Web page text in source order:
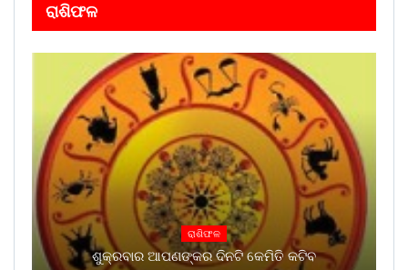
ରାଶିଫଳ
ରାଶିଫଳ
ଶୁକ୍ରବାର ଆପଣଙ୍କର ଦିନଟି କେମିତି କଟିବ